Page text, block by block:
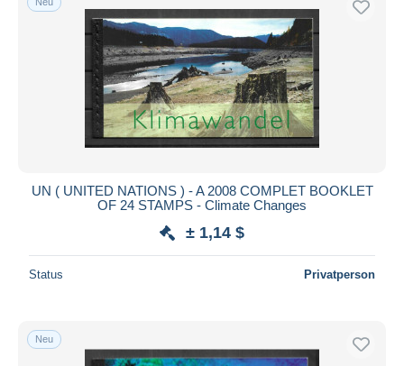
Übernehmen
UN ( UNITED NATIONS ) - A 2008 COMPLET BOOKLET
OF 24 STAMPS - Climate Changes
± 1,14 $
Status Privatperson
Neu